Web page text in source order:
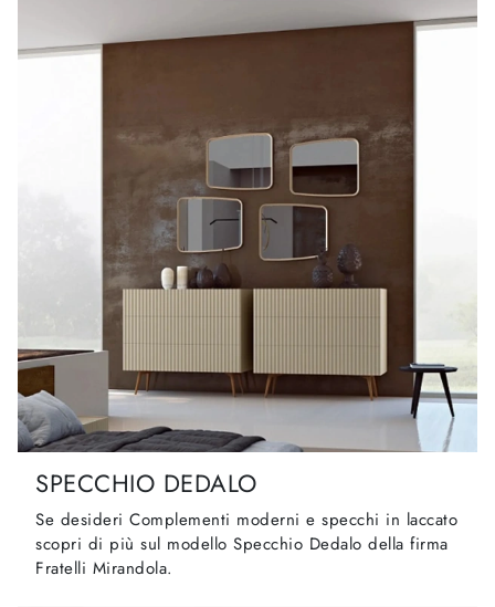
SPECCHIO DEDALO
Se desideri Complementi moderni e specchi in laccato
scopri di più sul modello Specchio Dedalo della firma
Fratelli Mirandola.